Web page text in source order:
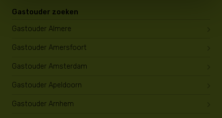
Gastouder zoeken
Gastouder Almere
Gastouder Amersfoort
Gastouder Amsterdam
Gastouder Apeldoorn
Gastouder Arnhem